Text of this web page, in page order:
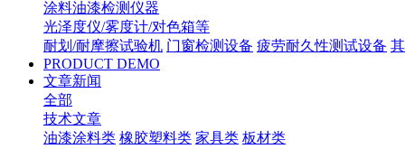
涂料油漆检测仪器
光泽度仪/雾度计/对色箱等
耐划/耐摩擦试验机 门窗检测设备 疲劳耐久性测试设备
PRODUCT DEMO
文章新闻
全部
技术文章
油漆涂料类 橡胶塑料类 家具类 板材类